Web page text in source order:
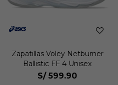
Zapatillas Voley Netburner
Ballistic FF 4 Unisex
S/ 599.90